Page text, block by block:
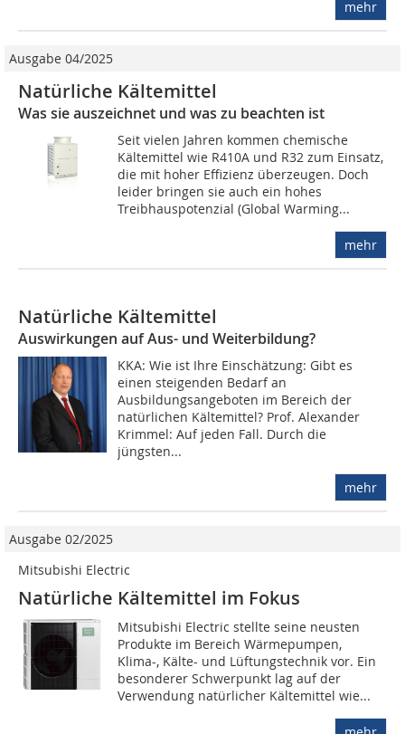
mehr
Ausgabe 04/2025
Natürliche Kältemittel
Was sie auszeichnet und was zu beachten ist
Seit vielen Jahren kommen chemische
Kältemittel wie R410A und R32 zum Einsatz,
die mit hoher Effizienz überzeugen. Doch
leider bringen sie auch ein hohes
Treibhauspotenzial (Global Warming...
mehr
Natürliche Kältemittel
Auswirkungen auf Aus- und Weiterbildung?
KKA: Wie ist Ihre Einschätzung: Gibt es
einen steigenden Bedarf an
Ausbildungsangeboten im Bereich der
natürlichen Kältemittel? Prof. Alexander
Krimmel: Auf jeden Fall. Durch die
jüngsten...
mehr
Ausgabe 02/2025
Mitsubishi Electric
Natürliche Kältemittel im Fokus
Mitsubishi Electric stellte seine neusten
Produkte im Bereich Wärmepumpen,
Klima-, Kälte- und Lüftungstechnik vor. Ein
besonderer Schwerpunkt lag auf der
Verwendung natürlicher Kältemittel wie...